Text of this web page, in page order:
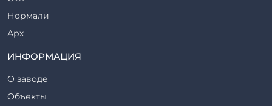
Столбы железобетонные
Закладные детали
Трубы железобетонные
Утяжелители железобетонные
Фермы железобетонные
Фундаментные блоки
Нормали
Арх
ТР
Серия
ТП
ИНФОРМАЦИЯ
О заводе
Объекты